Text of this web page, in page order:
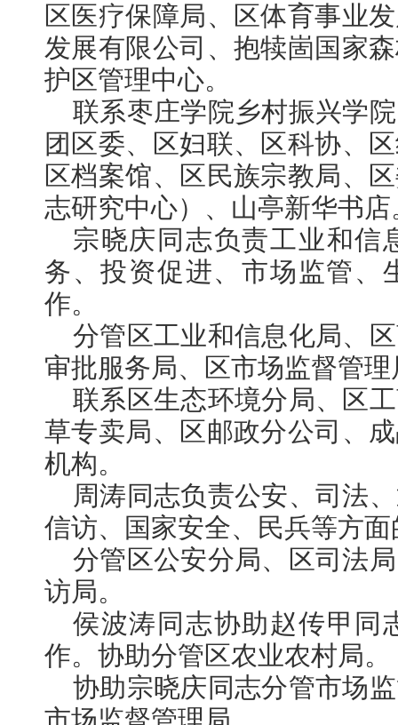
区医疗保障局、区体育事业
发展有限公司、抱犊崮国家
护区管理中心。
联系枣庄学院乡村振兴学
团区委、区妇联、区科协、
区档案馆、区民族宗教局、
志研究中心）、山亭新华书店
宗晓庆同志负责工业和信
务、投资促进、市场监管、
作。
分管区工业和信息化局、
审批服务局、区市场监督管
联系区生态环境分局、区
草专卖局、区邮政分公司、
机构。
周涛同志负责公安、司法
信访、国家安全、民兵等方
分管区公安分局、区司法
访局。
侯波涛同志协助赵传甲同
作。协助分管区农业农村局。
协助宗晓庆同志分管市场